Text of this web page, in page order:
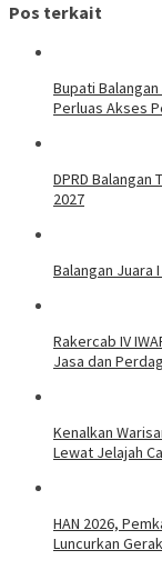
Pos terkait
Bupati
Perluas Akses
DPRD Balangan
2027
Balangan Juara
Rakercab IV
Jasa dan
Kenalkan
Lewat Jelajah
HAN 2026,
Luncurkan